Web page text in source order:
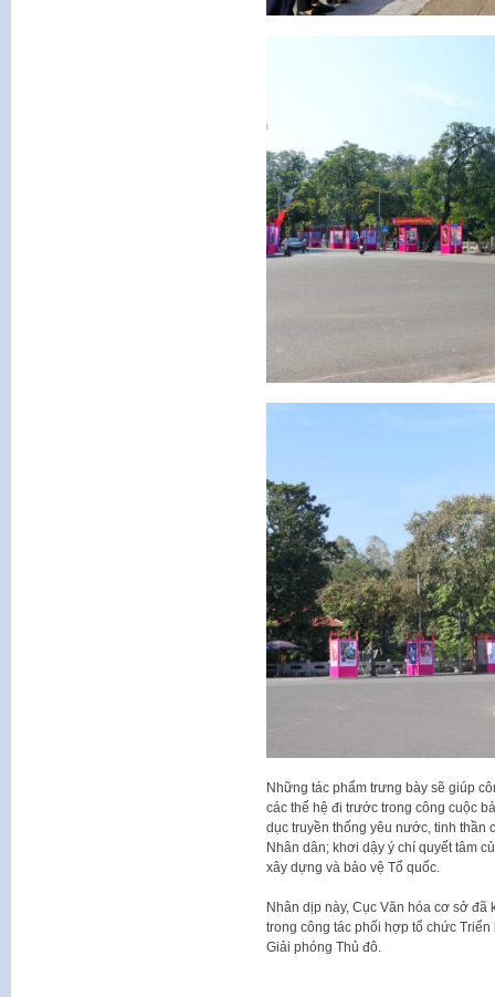
Những tác phẩm trưng bày sẽ giúp
các thế hệ đi trước trong công cuộc
dục truyền thống yêu nước, tinh thần
Nhân dân; khơi dậy ý chí quyết tâm
xây dựng và bảo vệ Tổ quốc.
Nhân dịp này, Cục Văn hóa cơ sở
trong công tác phối hợp tổ chức
Giải phóng Thủ đô.